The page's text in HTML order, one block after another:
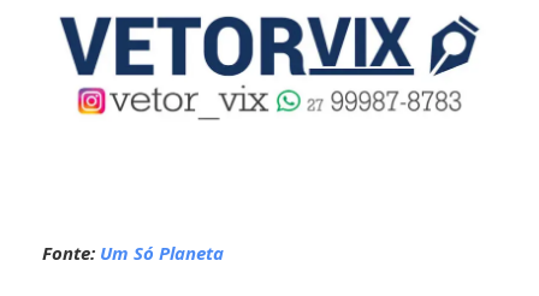
Fonte: Um Só Planeta